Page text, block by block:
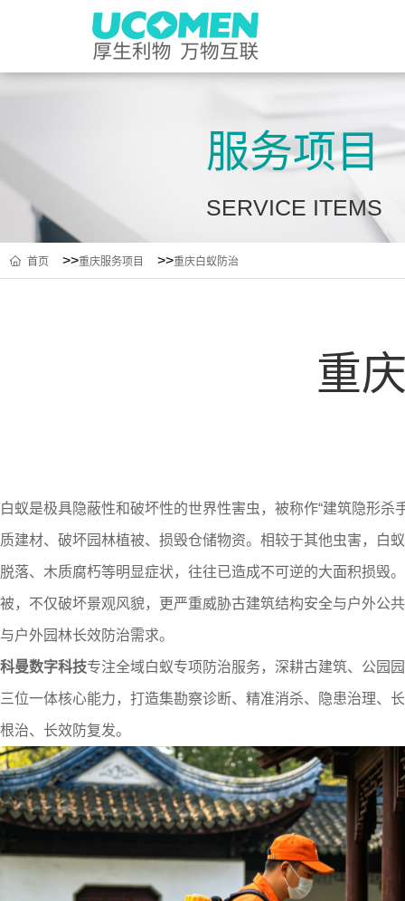
服务项目
SERVICE ITEMS
首页 >>重庆服务项目 >>重庆白蚁防治
重
白蚁是极具隐蔽性和破坏性的世界性害虫，被称作“建筑隐形
质建材、破坏园林植被、损毁仓储物资。相较于其他虫害，白蚁
脱落、木质腐朽等明显症状，往往已造成不可逆的大面积损毁
被，不仅破坏景观风貌，更严重威胁古建筑结构安全与户外公
与户外园林长效防治需求。
科曼数字科技专注全域白蚁专项防治服务，深耕古建筑、公园
三位一体核心能力，打造集勘察诊断、精准消杀、隐患治理、
根治、长效防复发。